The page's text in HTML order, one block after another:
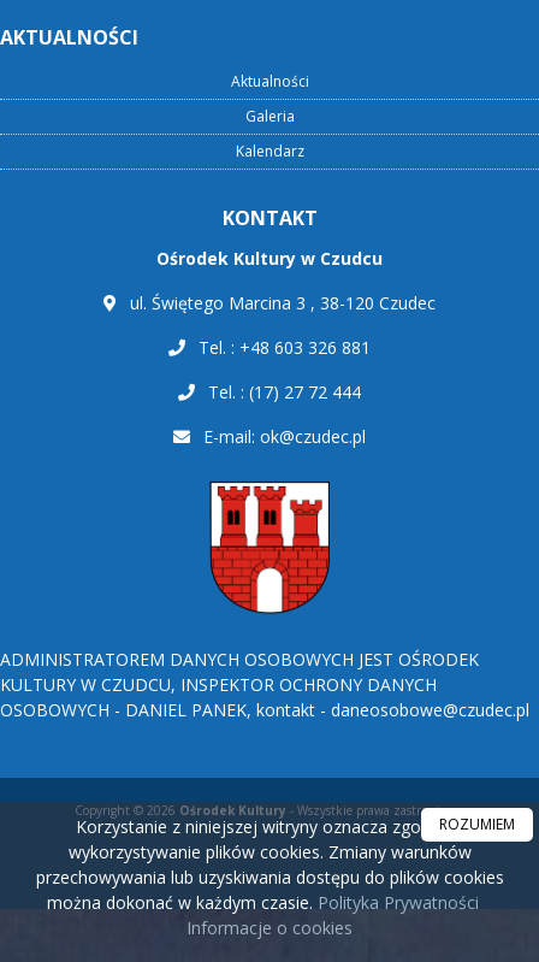
AKTUALNOŚCI
Aktualności
Galeria
Kalendarz
KONTAKT
Ośrodek Kultury w Czudcu
ul. Świętego Marcina 3 , 38-120 Czudec
Tel. : +48 603 326 881
Tel. : (17) 27 72 444
E-mail: ok@czudec.pl
ADMINISTRATOREM DANYCH OSOBOWYCH JEST OŚRODEK
KULTURY W CZUDCU, INSPEKTOR OCHRONY DANYCH
OSOBOWYCH - DANIEL PANEK, kontakt - daneosobowe@czudec.pl
Copyright © 2026 Ośrodek Kultury - Wszystkie prawa zastrzeżone.
Korzystanie z niniejszej witryny oznacza zgodę na
wykorzystywanie plików cookies. Zmiany warunków
przechowywania lub uzyskiwania dostępu do plików cookies
można dokonać w każdym czasie. Polityka Prywatności
Informacje o cookies
ROZUMIEM